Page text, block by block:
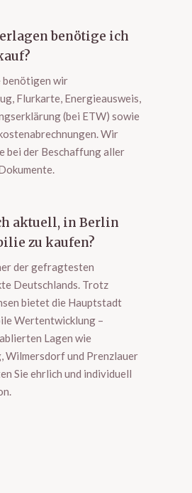
benötige ich
benötigen wir
Flurkarte, Energieausweis,
(bei ETW) sowie
Wir
bei der Beschaffung aller
aktuell, in Berlin
zu kaufen?
der gefragtesten
Deutschlands. Trotz
bietet die Hauptstadt
Wertentwicklung –
Lagen wie
Wilmersdorf und Prenzlauer
Sie ehrlich und individuell